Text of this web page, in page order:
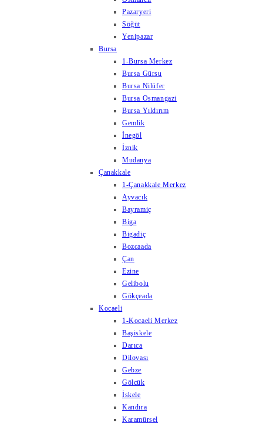
Pazaryeri
Söğüt
Yenipazar
Bursa
1-Bursa Merkez
Bursa Gürsu
Bursa Nilüfer
Bursa Osmangazi
Bursa Yıldırım
Gemlik
İnegöl
İznik
Mudanya
Çanakkale
1-Çanakkale Merkez
Ayvacık
Bayramiç
Biga
Bigadiç
Bozcaada
Çan
Ezine
Gelibolu
Gökçeada
Kocaeli
1-Kocaeli Merkez
Başiskele
Darıca
Dilovası
Gebze
Gölcük
İskele
Kandıra
Karamürsel